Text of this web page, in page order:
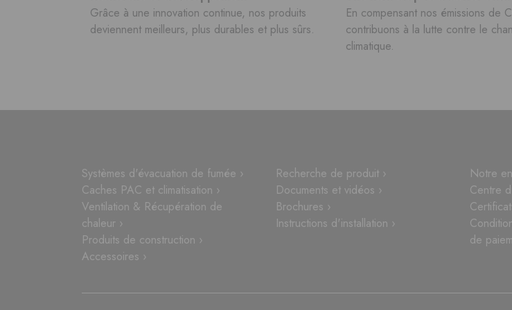
Grâce à une innovation continue, nos produits
deviennent meilleurs, plus durables et plus sûrs.
En compensant nos émissions de
contribuons à la lutte contre le
climatique.
Systèmes d'évacuation de fumée ›
Caches PAC et climatisation ›
Ventilation & Récupération de
chaleur ›
Produits de construction ›
Accessoires ›
Recherche de produit ›
Documents et vidéos ›
Brochures ›
Instructions d'installation ›
Notre
Centre
de